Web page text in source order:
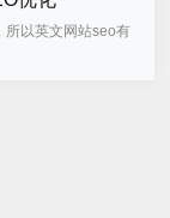
所以英文网站seo有
是基于搜索引擎做